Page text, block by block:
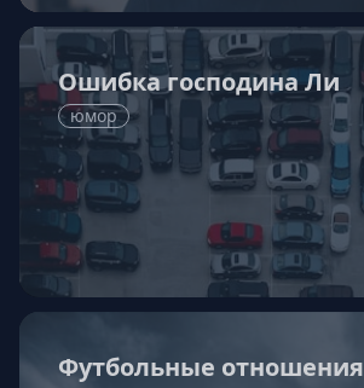
Ошибка господина Ли
юмор
Футбольные отношения